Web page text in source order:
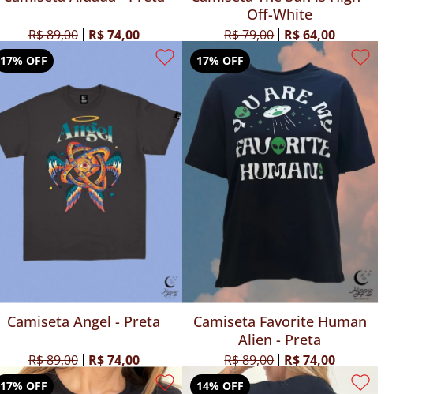
R$ 89,00 R$ 74,00
Off-White
R$ 79,00 R$ 64,00
17% OFF
Camiseta Angel - Preta
R$ 89,00 R$ 74,00
17% OFF
Camiseta Favorite Human
Alien - Preta
R$ 89,00 R$ 74,00
17% OFF 14% OFF